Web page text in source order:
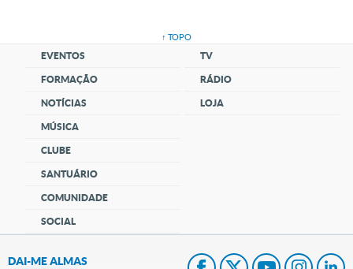
↑ TOPO
EVENTOS
FORMAÇÃO
NOTÍCIAS
MÚSICA
CLUBE
SANTUÁRIO
COMUNIDADE
SOCIAL
TV
RÁDIO
LOJA
DAI-ME ALMAS